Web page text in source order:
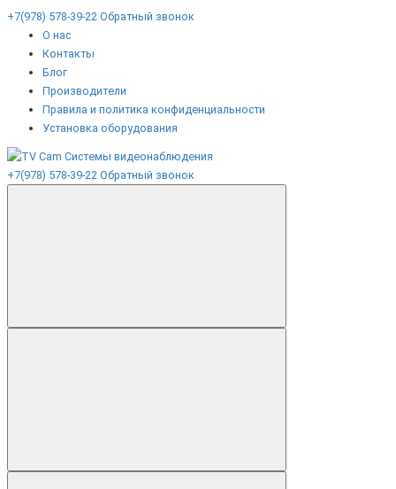
+7(978) 578-39-22 Обратный звонок
О нас
Контакты
Блог
Производители
Правила и политика конфиденциальности
Установка оборудования
+7(978) 578-39-22 Обратный звонок